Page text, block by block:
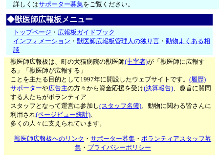
詳しくはサポーター募集をご覧ください。
◆獣医師広報板メニュー
トップページ ・ 広報板ガイドブック
インフォメーション ・獣医師広報板管理人の独り言 ・動物よくある相
談
獣医師広報板は、町の犬猫病院の獣医師(主宰者)が「獣医師に広報す
る」「獣医師が広報する」
ことを主たる目的として1997年に開設したウェブサイトです。(履歴)
サポーターや広告主の方々から資金応援を受け(決算報告)、趣旨に賛同
する人たちがボランティア
スタッフとなって運営に参加し(スタッフ名簿)、動物に関わる皆さんに
利用され(ページビュー統計)、
多くの人々に支えられています。
獣医師広報板へのリンク ・サポーター募集 ・ボランティアスタッフ募
集・ プライバシーポリシー